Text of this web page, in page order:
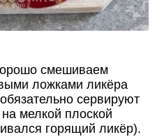
смешиваем
ложками ликёра
сервируют
мелкой плоской
горящий ликёр).